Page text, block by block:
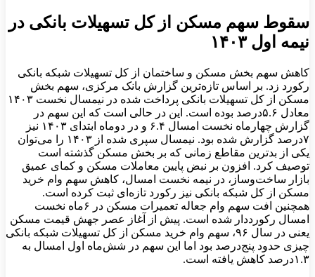
‌‌سقوط سهم مسکن از کل تسهیلات بانکی در
نیمه اول ۱۴۰۳
کاهش سهم بخش مسکن و ساختمان از کل تسهیلات شبکه بانکی
رکورد زد. بر اساس تازه‌‌ترین گزارش بانک مرکزی، سهم بخش
مسکن از کل تسهیلات بانکی پرداخت شده در نیمسال نخست ۱۴۰۳
معادل ۵.۶‌درصد بوده است. این در حالی است که این سهم در
گزارش چهارماه نخست امسال ۶.۴ و در دوماه ابتدای ۱۴۰۳ نیز
۷‌درصد گزارش شده بود. نیمسال سپری شده از ۱۴۰۳ را می‌توان
یکی از بدترین مقاطع زمانی که بر بخش مسکن گذشته است
توصیف کرد. افزون بر نبض پایین معاملات مسکن و کمای عمیق
بازار ساخت‌وساز، در نیمه نخست امسال، کاهش سهم وام خرید
مسکن از کل شبکه بانکی نیز رکورد تازه‌‌ای ثبت کرده است.
همچنین افت سهم وام جعاله تعمیرات مسکن در ۶ماه نخست
امسال رکورددار شده است. پیش از آغاز عصر جهش قیمت مسکن
یعنی در سال ۹۶، سهم وام خرید مسکن از کل تسهیلات شبکه بانکی
چیزی حدود پنج‌درصد بود اما این سهم در شش‌‌ماه اول امسال به
۱.۳‌درصد کاهش یافته است.